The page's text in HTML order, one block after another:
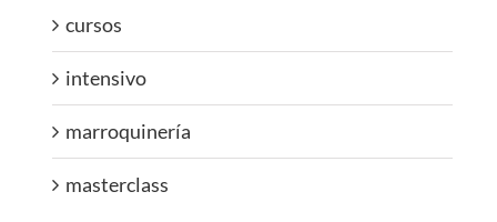
cursos
intensivo
marroquinería
masterclass